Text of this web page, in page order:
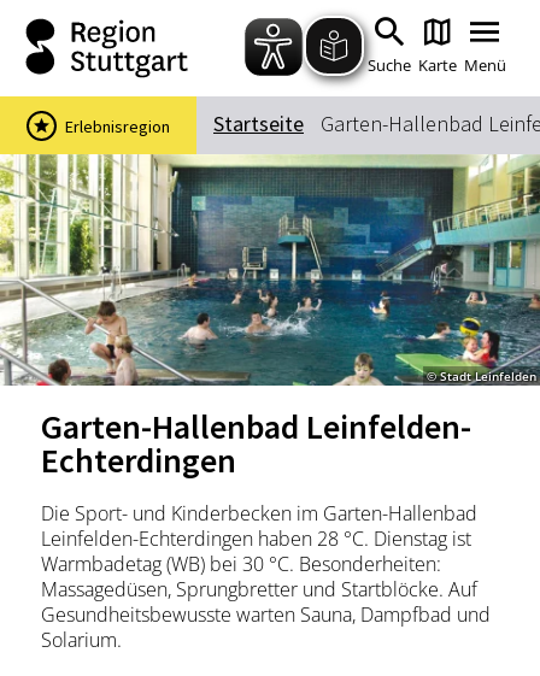
Zum Hauptinhalt springen
Zur Suche springen
Zur Hauptnavigation
Zum Footer springen
Suche Karte Menü
Suchbegriff
Das könnte Sie interessieren
Stadtführungen
Events & Tickets
Ausflugsziele
Erlebnisse
Wein
Radfahren
Wandern
Startseite Garten-Hallenbad
Erlebnisregion
© Stadt Leinfelden
Garten-Hallenbad Leinfelden-
Echterdingen
Die Sport- und Kinderbecken im Garten-Hallenbad
Leinfelden-Echterdingen haben 28 °C. Dienstag ist
Warmbadetag (WB) bei 30 °C. Besonderheiten:
Massagedüsen, Sprungbretter und Startblöcke. Auf
Gesundheitsbewusste warten Sauna, Dampfbad und
Solarium.